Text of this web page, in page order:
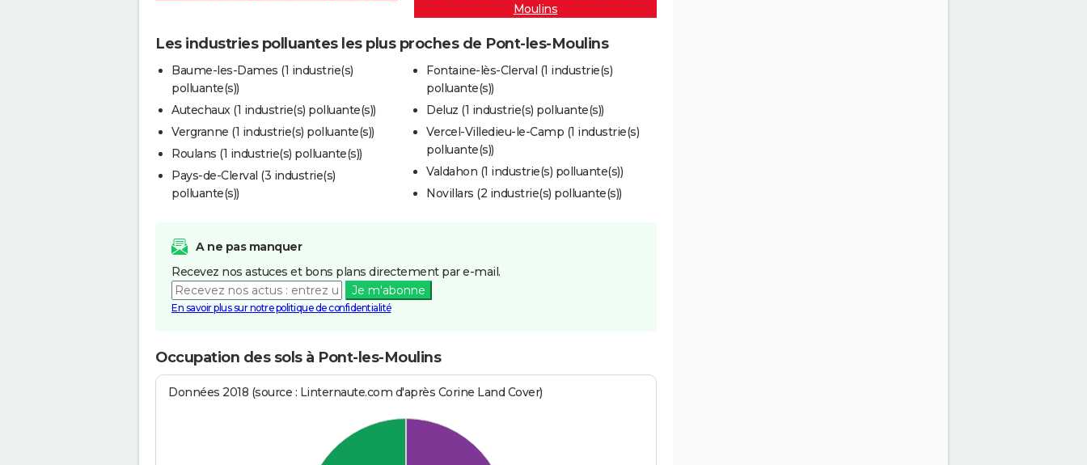
Moulins
Les industries polluantes les plus proches de Pont-les-Moulins
Baume-les-Dames (1 industrie(s)
polluante(s))
Autechaux (1 industrie(s) polluante(s))
Vergranne (1 industrie(s) polluante(s))
Roulans (1 industrie(s) polluante(s))
Pays-de-Clerval (3 industrie(s)
polluante(s))
Fontaine-lès-Clerval (1 industrie(s)
polluante(s))
Deluz (1 industrie(s) polluante(s))
Vercel-Villedieu-le-Camp (1 industrie(s)
polluante(s))
Valdahon (1 industrie(s) polluante(s))
Novillars (2 industrie(s) polluante(s))
A ne pas manquer
Recevez nos astuces et bons plans directement par e-mail.
Je m'abonne
En savoir plus sur notre politique de confidentialité
Occupation des sols à Pont-les-Moulins
Données 2018 (source : Linternaute.com d'après Corine Land Cover)